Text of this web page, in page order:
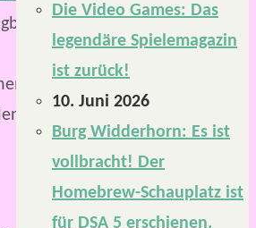
Die Video Games: Das
legendäre Spielemagazin
ist zurück!
10. Juni 2026
Burg Widderhorn: Es ist
vollbracht! Der
Homebrew-Schauplatz ist
für DSA 5 erschienen.